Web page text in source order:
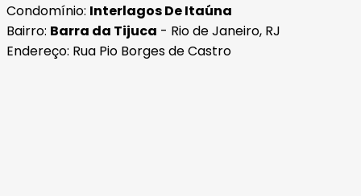
Condomínio: Interlagos De Itaúna
Bairro: Barra da Tijuca - Rio de Janeiro, RJ
Endereço: Rua Pio Borges de Castro